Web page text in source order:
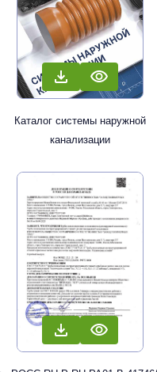
Каталог системы наружной
канализации